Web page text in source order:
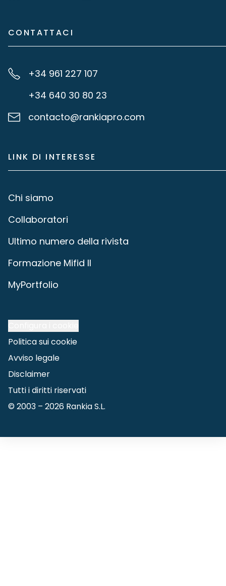
CONTATTACI
+34 961 227 107
+34 640 30 80 23
contacto@rankiapro.com
LINK DI INTERESSE
Chi siamo
Collaboratori
Ultimo numero della rivista
Formazione Mifid II
MyPortfolio
Politica sui cookie
Avviso legale
Disclaimer
Tutti i diritti riservati
© 2003 – 2026 Rankia S.L.